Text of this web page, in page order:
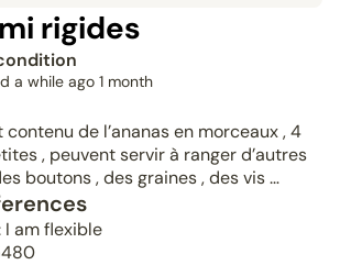
rigides
a while ago 1 month
de l’ananas en morceaux , 4
, peuvent servir à ranger d’autres
boutons , des graines , des vis …
am flexible